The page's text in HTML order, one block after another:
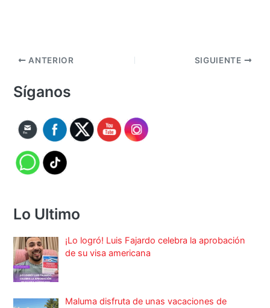
ANTERIOR SIGUIENTE
Síganos
Lo Ultimo
¡Lo logró! Luis Fajardo celebra la aprobación
de su visa americana
Maluma disfruta de unas vacaciones de